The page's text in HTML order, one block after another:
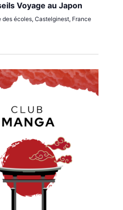
Voyage au Japon
des écoles, Castelginest, France